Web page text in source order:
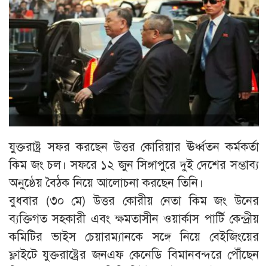
যুক্তরাষ্ট্র সফর করছেন উত্তর কোরিয়ার ঊর্ধ্বতন কর্মকর্তা
কিম জং চল। সফরে ১২ জুন সিঙ্গাপুরে দুই দেশের সম্ভাব্য
অনুষ্ঠেয় বৈঠক নিয়ে আলোচনা করছেন তিনি।
বুধবার (৩০ মে) উত্তর কোরীয় নেতা কিম জং উনের
ব্যক্তিগত সহকারী এবং ক্ষমতাসীন ওয়ার্কাস পার্টি কেন্দ্রীয়
কমিটির ভাইস চেয়ারম্যানকে সঙ্গে নিয়ে বেইজিংয়ের
ফ্লাইটে যুক্তরাষ্ট্রের জনএফ কেনেডি বিমানবন্দরে পৌঁছেন